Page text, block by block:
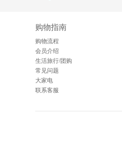
购物指南
购物流程
会员介绍
生活旅行/团购
常见问题
大家电
联系客服